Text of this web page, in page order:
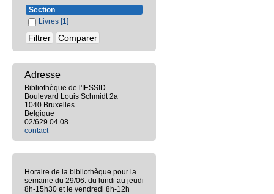
Section
Livres [1]
Adresse
Bibliothèque de l'IESSID
Boulevard Louis Schmidt 2a
1040 Bruxelles
Belgique
02/629.04.08
contact
Horaire de la bibliothèque pour la
semaine du 29/06: du lundi au jeudi
8h-15h30 et le vendredi 8h-12h